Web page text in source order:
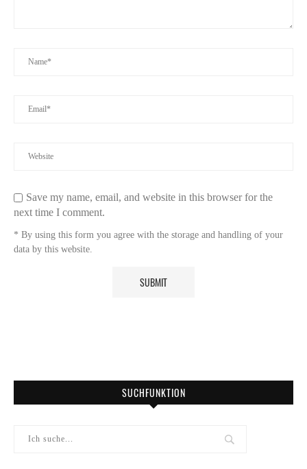
Save my name, email, and website in this browser for the
next time I comment.
* By using this form you agree with the storage and handling of your
data by this website.
SUCHFUNKTION